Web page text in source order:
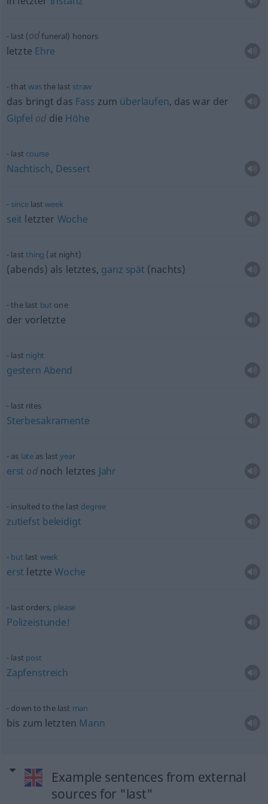
last (odfuneral) honors
letzte Ehre
that wasthe last straw
das bringt das Fass zum überlaufen, das war der
Gipfel od die Höhe
last course
Nachtisch, Dessert
sincelastweek
seit letzter Woche
last thing (at night)
(abends) als letztes, ganz spät (nachts)
the last but one
der vorletzte
last night
gestern Abend
last rites
Sterbesakramente
as late as lastyear
erst odnoch letztes Jahr
insulted to the last degree
zutiefst beleidigt
but last week
erst letzteWoche
last orders, please
Polizeistunde!
last post
Zapfenstreich
down to the last man
bis zum letzten Mann
Example sentences from external
sources for "last"